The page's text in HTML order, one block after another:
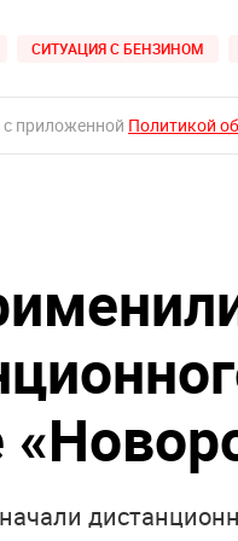
СИТУАЦИЯ С БЕНЗИНОМ
приложенной Политикой